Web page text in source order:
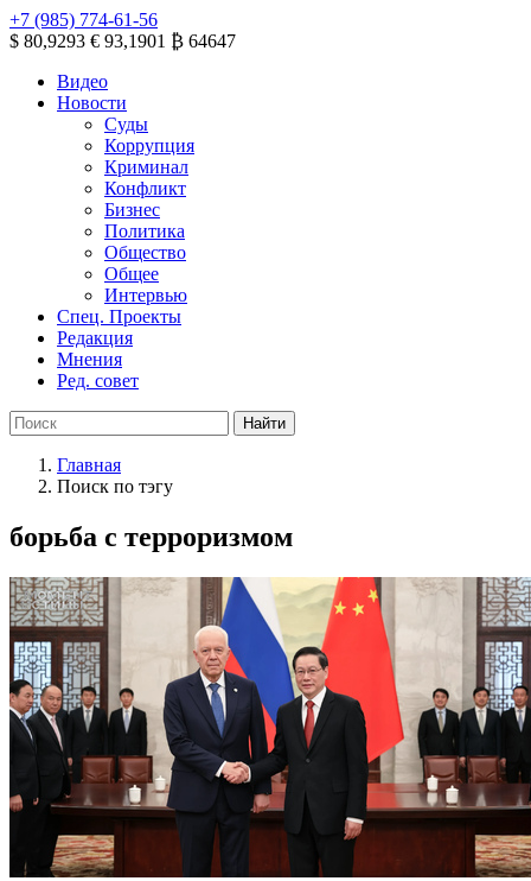
+7 (985) 774-61-56
$ 80,9293 € 93,1901 ₿ 64647
Видео
Новости
Суды
Коррупция
Криминал
Конфликт
Бизнес
Политика
Общество
Общее
Интервью
Спец. Проекты
Редакция
Мнения
Ред. совет
Главная
Поиск по тэгу
борьба с терроризмом